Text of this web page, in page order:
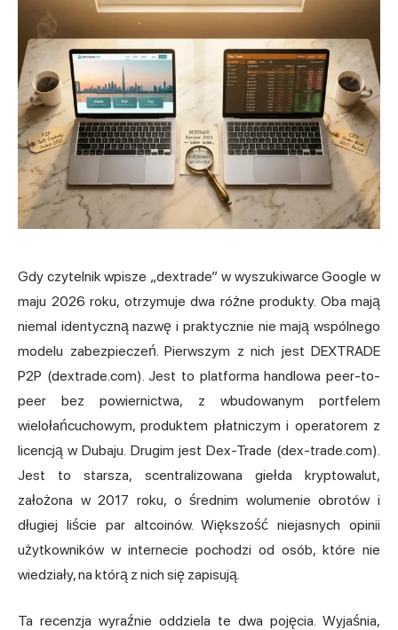
Gdy czytelnik wpisze „dextrade” w wyszukiwarce Google w
maju 2026 roku, otrzymuje dwa różne produkty. Oba mają
niemal identyczną nazwę i praktycznie nie mają wspólnego
modelu zabezpieczeń. Pierwszym z nich jest DEXTRADE
P2P (dextrade.com). Jest to platforma handlowa peer-to-
peer bez powiernictwa, z wbudowanym portfelem
wielołańcuchowym, produktem płatniczym i operatorem z
licencją w Dubaju. Drugim jest Dex-Trade (dex-trade.com).
Jest to starsza, scentralizowana giełda kryptowalut,
założona w 2017 roku, o średnim wolumenie obrotów i
długiej liście par altcoinów. Większość niejasnych opinii
użytkowników w internecie pochodzi od osób, które nie
wiedziały, na którą z nich się zapisują.
Ta recenzja wyraźnie oddziela te dwa pojęcia. Wyjaśnia,